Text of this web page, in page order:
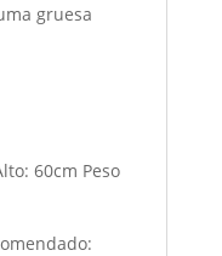
gruesa
60cm Peso